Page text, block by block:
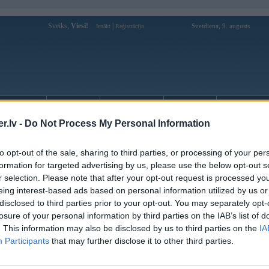
- Do Not Process My Personal Information
opt-out of the sale, sharing to third parties, or processing of your
for targeted advertising by us, please use the below opt-out
selection. Please note that after your opt-out request is processed
interest-based ads based on personal information utilized by us
to third parties prior to your opt-out. You may separately
of your personal information by third parties on the IAB’s list of
This information may also be disclosed by us to third parties on the
Participants that may further disclose it to other third parties.
Sveiks, Viesi! Ienākt Reģistrācija Svetdiena, 9. augusts
aizsākto tradīciju
, arī šogad BMWPower.lv kuluāros tika pieņemts
sagādāt prieku tiem, kuriem, iespējams, šī palīdzība ir nepieciešama visvairāk – bērniem